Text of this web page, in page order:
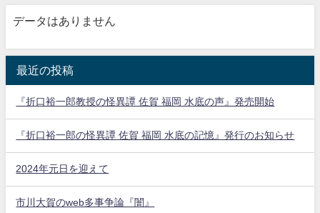
データはありません
最近の投稿
『折口裕一郎教授の怪異譚 佐賀 福岡 水底の声』発売開始
『折口裕一郎の怪異譚 佐賀 福岡 水底の記憶』発行のお知らせ
2024年元日を迎えて
市川大賀のweb多事争論『闇』